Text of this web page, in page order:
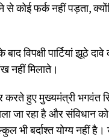
कोई फर्क नहीं पड़ता,
विपक्षी पार्टियां झूठे
मिलाते।
करते हुए मुख्यमंत्री
जा रहा है और संविधान को
भी बर्दाश्त योग्य नहीं